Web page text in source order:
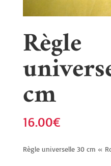
Règle
cm
16.00€
Règle universelle 30 cm «